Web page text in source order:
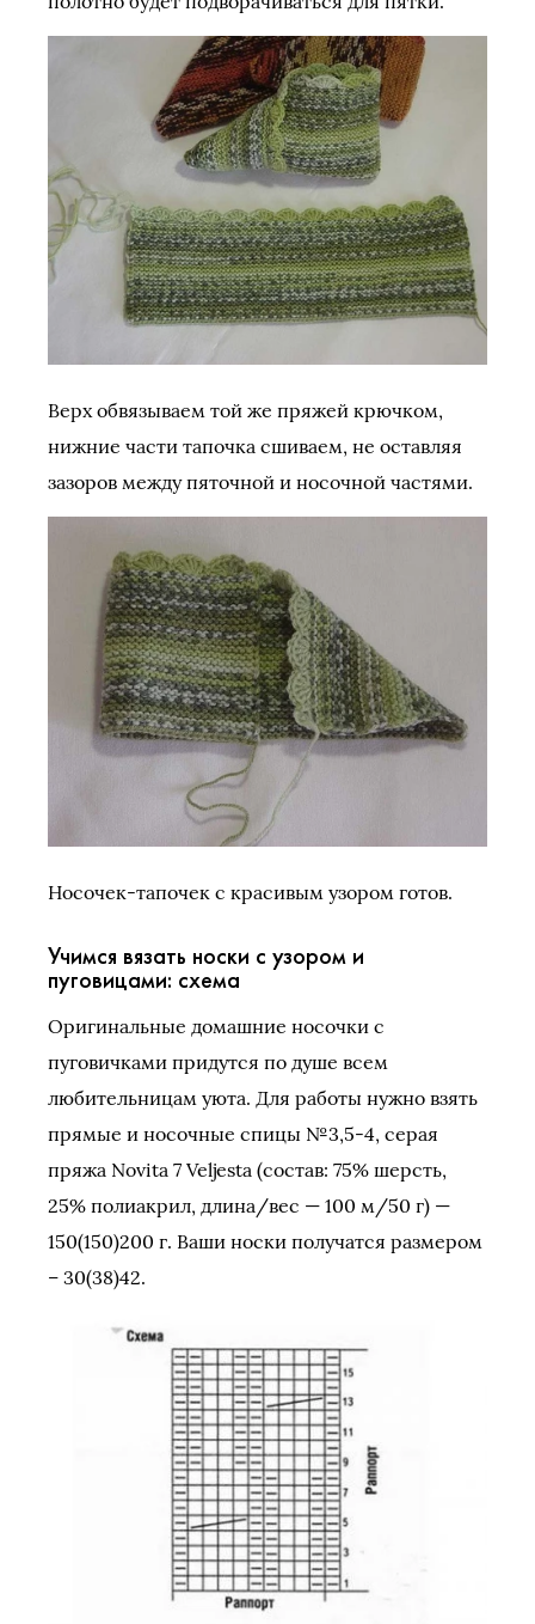
Верх обвязываем той же пряжей крючком,
нижние части тапочка сшиваем, не оставляя
зазоров между пяточной и носочной частями.
Носочек-тапочек с красивым узором готов.
Учимся вязать носки с узором и
пуговицами: схема
Оригинальные домашние носочки с
пуговичками придутся по душе всем
любительницам уюта. Для работы нужно взять
прямые и носочные спицы №3,5-4, серая
пряжа Novita 7 Veljesta (состав: 75% шерсть,
25% полиакрил, длина/вес — 100 м/50 г) —
150(150)200 г. Ваши носки получатся размером
– 30(38)42.